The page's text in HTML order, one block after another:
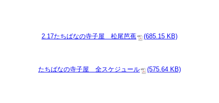
2.17たちばなの寺子屋＿松尾芭蕉 (685.15 KB)
たちばなの寺子屋＿全スケジュール (575.64 KB)